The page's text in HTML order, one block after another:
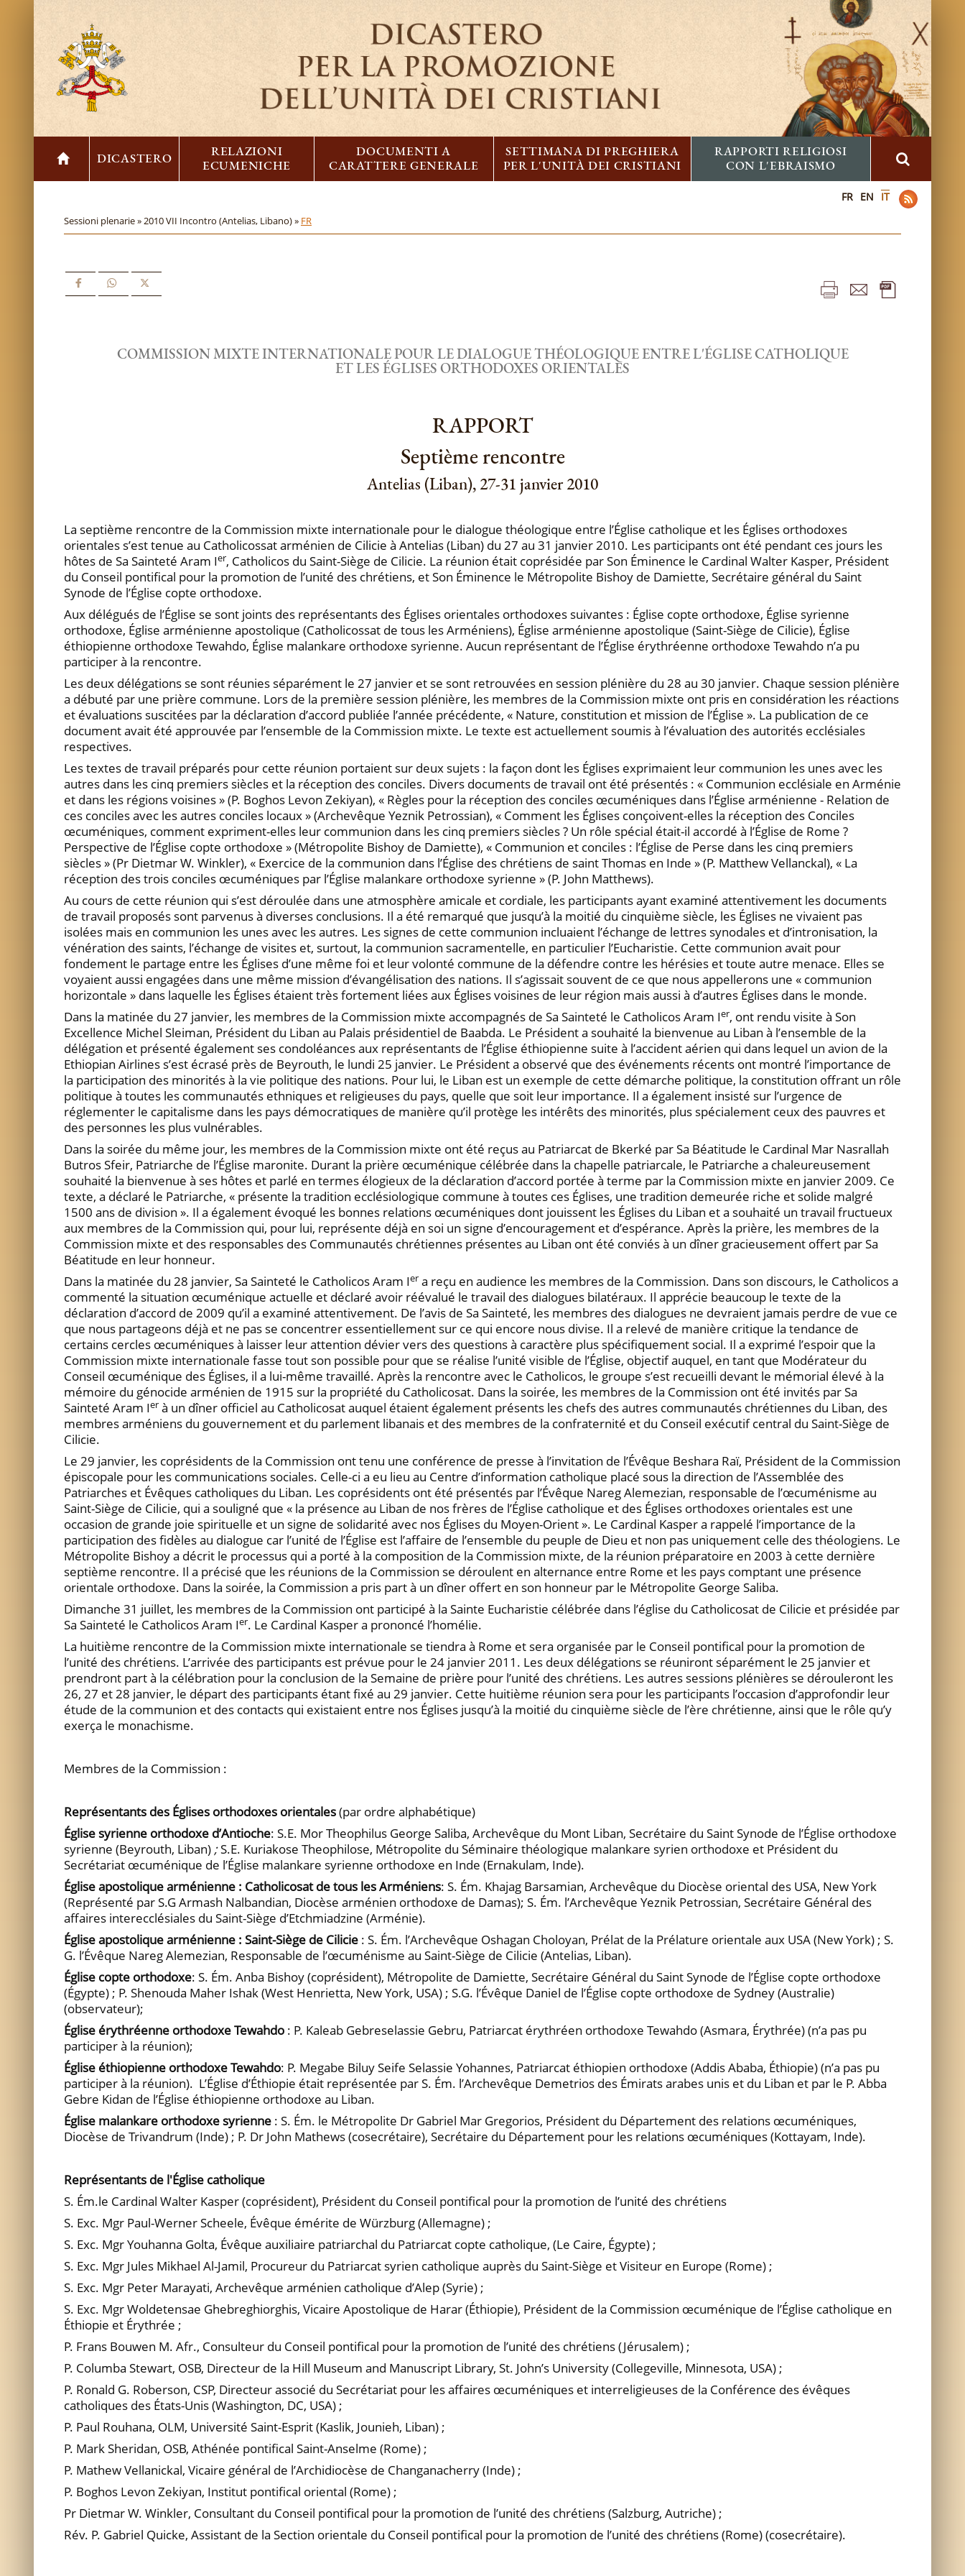
DICASTERO
RELAZIONI
ECUMENICHE
DOCUMENTI A
CARATTERE GENERALE
SETTIMANA DI PREGHIERA
PER L'UNITÀ DEI CRISTIANI
RAPPORTI RELIGIOSI
CON L'EBRAISMO
FR EN IT
Sessioni plenarie »2010 VII Incontro (Antelias, Libano) » FR
COMMISSION MIXTE INTERNATIONALE POUR LE DIALOGUE THÉOLOGIQUE ENTRE L'ÉGLISE CATHOLIQUE
ET LES ÉGLISES ORTHODOXES ORIENTALES
RAPPORT
Septième rencontre
Antelias (Liban), 27-31 janvier 2010
La septième rencontre de la Commission mixte internationale pour le dialogue théologique entre l’Église catholique et les Églises orthodoxes
orientales s’est tenue au Catholicossat arménien de Cilicie à Antelias (Liban) du 27 au 31 janvier 2010. Les participants ont été pendant ces jours les
hôtes de Sa Sainteté Aram Ier, Catholicos du Saint-Siège de Cilicie. La réunion était coprésidée par Son Éminence le Cardinal Walter Kasper, Président
du Conseil pontifical pour la promotion de l’unité des chrétiens, et Son Éminence le Métropolite Bishoy de Damiette, Secrétaire général du Saint
Synode de l’Église copte orthodoxe.
Aux délégués de l’Église se sont joints des représentants des Églises orientales orthodoxes suivantes : Église copte orthodoxe, Église syrienne
orthodoxe, Église arménienne apostolique (Catholicossat de tous les Arméniens), Église arménienne apostolique (Saint-Siège de Cilicie), Église
éthiopienne orthodoxe Tewahdo, Église malankare orthodoxe syrienne. Aucun représentant de l’Église érythréenne orthodoxe Tewahdo n’a pu
participer à la rencontre.
Les deux délégations se sont réunies séparément le 27 janvier et se sont retrouvées en session plénière du 28 au 30 janvier. Chaque session plénière
a débuté par une prière commune. Lors de la première session plénière, les membres de la Commission mixte ont pris en considération les réactions
et évaluations suscitées par la déclaration d’accord publiée l’année précédente, « Nature, constitution et mission de l’Église ». La publication de ce
document avait été approuvée par l’ensemble de la Commission mixte. Le texte est actuellement soumis à l’évaluation des autorités ecclésiales
respectives.
Les textes de travail préparés pour cette réunion portaient sur deux sujets : la façon dont les Églises exprimaient leur communion les unes avec les
autres dans les cinq premiers siècles et la réception des conciles. Divers documents de travail ont été présentés : « Communion ecclésiale en Arménie
et dans les régions voisines » (P. Boghos Levon Zekiyan), « Règles pour la réception des conciles œcuméniques dans l’Église arménienne - Relation de
ces conciles avec les autres conciles locaux » (Archevêque Yeznik Petrossian), « Comment les Églises conçoivent-elles la réception des Conciles
œcuméniques, comment expriment-elles leur communion dans les cinq premiers siècles ? Un rôle spécial était-il accordé à l’Église de Rome ?
Perspective de l’Église copte orthodoxe » (Métropolite Bishoy de Damiette), « Communion et conciles : l’Église de Perse dans les cinq premiers
siècles » (Pr Dietmar W. Winkler), « Exercice de la communion dans l’Église des chrétiens de saint Thomas en Inde » (P. Matthew Vellanckal), « La
réception des trois conciles œcuméniques par l’Église malankare orthodoxe syrienne » (P. John Matthews).
Au cours de cette réunion qui s’est déroulée dans une atmosphère amicale et cordiale, les participants ayant examiné attentivement les documents
de travail proposés sont parvenus à diverses conclusions. Il a été remarqué que jusqu’à la moitié du cinquième siècle, les Églises ne vivaient pas
isolées mais en communion les unes avec les autres. Les signes de cette communion incluaient l’échange de lettres synodales et d’intronisation, la
vénération des saints, l’échange de visites et, surtout, la communion sacramentelle, en particulier l’Eucharistie. Cette communion avait pour
fondement le partage entre les Églises d’une même foi et leur volonté commune de la défendre contre les hérésies et toute autre menace. Elles se
voyaient aussi engagées dans une même mission d’évangélisation des nations. Il s’agissait souvent de ce que nous appellerons une « communion
horizontale » dans laquelle les Églises étaient très fortement liées aux Églises voisines de leur région mais aussi à d’autres Églises dans le monde.
Dans la matinée du 27 janvier, les membres de la Commission mixte accompagnés de Sa Sainteté le Catholicos Aram Ier, ont rendu visite à Son
Excellence Michel Sleiman, Président du Liban au Palais présidentiel de Baabda. Le Président a souhaité la bienvenue au Liban à l’ensemble de la
délégation et présenté également ses condoléances aux représentants de l’Église éthiopienne suite à l’accident aérien qui dans lequel un avion de la
Ethiopian Airlines s’est écrasé près de Beyrouth, le lundi 25 janvier. Le Président a observé que des événements récents ont montré l’importance de
la participation des minorités à la vie politique des nations. Pour lui, le Liban est un exemple de cette démarche politique, la constitution offrant un rôle
politique à toutes les communautés ethniques et religieuses du pays, quelle que soit leur importance. Il a également insisté sur l’urgence de
réglementer le capitalisme dans les pays démocratiques de manière qu’il protège les intérêts des minorités, plus spécialement ceux des pauvres et
des personnes les plus vulnérables.
Dans la soirée du même jour, les membres de la Commission mixte ont été reçus au Patriarcat de Bkerké par Sa Béatitude le Cardinal Mar Nasrallah
Butros Sfeir, Patriarche de l’Église maronite. Durant la prière œcuménique célébrée dans la chapelle patriarcale, le Patriarche a chaleureusement
souhaité la bienvenue à ses hôtes et parlé en termes élogieux de la déclaration d’accord portée à terme par la Commission mixte en janvier 2009. Ce
texte, a déclaré le Patriarche, « présente la tradition ecclésiologique commune à toutes ces Églises, une tradition demeurée riche et solide malgré
1500 ans de division ». Il a également évoqué les bonnes relations œcuméniques dont jouissent les Églises du Liban et a souhaité un travail fructueux
aux membres de la Commission qui, pour lui, représente déjà en soi un signe d’encouragement et d’espérance. Après la prière, les membres de la
Commission mixte et des responsables des Communautés chrétiennes présentes au Liban ont été conviés à un dîner gracieusement offert par Sa
Béatitude en leur honneur.
Dans la matinée du 28 janvier, Sa Sainteté le Catholicos Aram Ier a reçu en audience les membres de la Commission. Dans son discours, le Catholicos a
commenté la situation œcuménique actuelle et déclaré avoir réévalué le travail des dialogues bilatéraux. Il apprécie beaucoup le texte de la
déclaration d’accord de 2009 qu’il a examiné attentivement. De l’avis de Sa Sainteté, les membres des dialogues ne devraient jamais perdre de vue ce
que nous partageons déjà et ne pas se concentrer essentiellement sur ce qui encore nous divise. Il a relevé de manière critique la tendance de
certains cercles œcuméniques à laisser leur attention dévier vers des questions à caractère plus spécifiquement social. Il a exprimé l’espoir que la
Commission mixte internationale fasse tout son possible pour que se réalise l’unité visible de l’Église, objectif auquel, en tant que Modérateur du
Conseil œcuménique des Églises, il a lui-même travaillé. Après la rencontre avec le Catholicos, le groupe s’est recueilli devant le mémorial élevé à la
mémoire du génocide arménien de 1915 sur la propriété du Catholicosat. Dans la soirée, les membres de la Commission ont été invités par Sa
Sainteté Aram Ier à un dîner officiel au Catholicosat auquel étaient également présents les chefs des autres communautés chrétiennes du Liban, des
membres arméniens du gouvernement et du parlement libanais et des membres de la confraternité et du Conseil exécutif central du Saint-Siège de
Cilicie.
Le 29 janvier, les coprésidents de la Commission ont tenu une conférence de presse à l’invitation de l’Évêque Beshara Raï, Président de la Commission
épiscopale pour les communications sociales. Celle-ci a eu lieu au Centre d’information catholique placé sous la direction de l’Assemblée des
Patriarches et Évêques catholiques du Liban. Les coprésidents ont été présentés par l’Évêque Nareg Alemezian, responsable de l’œcuménisme au
Saint-Siège de Cilicie, qui a souligné que « la présence au Liban de nos frères de l’Église catholique et des Églises orthodoxes orientales est une
occasion de grande joie spirituelle et un signe de solidarité avec nos Églises du Moyen-Orient ». Le Cardinal Kasper a rappelé l’importance de la
participation des fidèles au dialogue car l’unité de l’Église est l’affaire de l’ensemble du peuple de Dieu et non pas uniquement celle des théologiens. Le
Métropolite Bishoy a décrit le processus qui a porté à la composition de la Commission mixte, de la réunion préparatoire en 2003 à cette dernière
septième rencontre. Il a précisé que les réunions de la Commission se déroulent en alternance entre Rome et les pays comptant une présence
orientale orthodoxe. Dans la soirée, la Commission a pris part à un dîner offert en son honneur par le Métropolite George Saliba.
Dimanche 31 juillet, les membres de la Commission ont participé à la Sainte Eucharistie célébrée dans l’église du Catholicosat de Cilicie et présidée par
Sa Sainteté le Catholicos Aram Ier. Le Cardinal Kasper a prononcé l’homélie.
La huitième rencontre de la Commission mixte internationale se tiendra à Rome et sera organisée par le Conseil pontifical pour la promotion de
l’unité des chrétiens. L’arrivée des participants est prévue pour le 24 janvier 2011. Les deux délégations se réuniront séparément le 25 janvier et
prendront part à la célébration pour la conclusion de la Semaine de prière pour l’unité des chrétiens. Les autres sessions plénières se dérouleront les
26, 27 et 28 janvier, le départ des participants étant fixé au 29 janvier. Cette huitième réunion sera pour les participants l’occasion d’approfondir leur
étude de la communion et des contacts qui existaient entre nos Églises jusqu’à la moitié du cinquième siècle de l’ère chrétienne, ainsi que le rôle qu’y
exerça le monachisme.
Membres de la Commission :
Représentants des Églises orthodoxes orientales(par ordre alphabétique)
Église syrienne orthodoxe d’Antioche: S.E. Mor Theophilus George Saliba, Archevêque du Mont Liban, Secrétaire du Saint Synode de l’Église orthodoxe
syrienne (Beyrouth, Liban) ;S.E. Kuriakose Theophilose, Métropolite du Séminaire théologique malankare syrien orthodoxe et Président du
Secrétariat œcuménique de l’Église malankare syrienne orthodoxe en Inde (Ernakulam, Inde).
Église apostolique arménienne : Catholicosat de tous les Arméniens: S. Ém. Khajag Barsamian, Archevêque du Diocèse oriental des USA, New York
(Représenté par S.G Armash Nalbandian, Diocèse arménien orthodoxe de Damas); S. Ém. l’Archevêque Yeznik Petrossian, Secrétaire Général des
affaires interecclésiales du Saint-Siège d’Etchmiadzine (Arménie).
Église apostolique arménienne : Saint-Siège de Cilicie : S. Ém. l’Archevêque Oshagan Choloyan, Prélat de la Prélature orientale aux USA (New York) ; S.
G. l’Évêque Nareg Alemezian, Responsable de l’œcuménisme au Saint-Siège de Cilicie (Antelias, Liban).
Église copte orthodoxe: S. Ém. Anba Bishoy (coprésident), Métropolite de Damiette, Secrétaire Général du Saint Synode de l’Église copte orthodoxe
(Égypte) ; P. Shenouda Maher Ishak (West Henrietta, New York, USA) ; S.G. l’Évêque Daniel de l’Église copte orthodoxe de Sydney (Australie)
(observateur);
Église érythréenne orthodoxe Tewahdo : P. Kaleab Gebreselassie Gebru, Patriarcat érythréen orthodoxe Tewahdo (Asmara, Érythrée) (n’a pas pu
participer à la réunion);
Église éthiopienne orthodoxe Tewahdo: P. Megabe Biluy Seife Selassie Yohannes, Patriarcat éthiopien orthodoxe (Addis Ababa, Éthiopie) (n’a pas pu
participer à la réunion). L’Église d’Éthiopie était représentée par S. Ém. l’Archevêque Demetrios des Émirats arabes unis et du Liban et par le P. Abba
Gebre Kidan de l’Église éthiopienne orthodoxe au Liban.
Église malankare orthodoxe syrienne : S. Ém. le Métropolite Dr Gabriel Mar Gregorios, Président du Département des relations œcuméniques,
Diocèse de Trivandrum (Inde) ; P. Dr John Mathews (cosecrétaire), Secrétaire du Département pour les relations œcuméniques (Kottayam, Inde).
Représentants de l'Église catholique
S. Ém.le Cardinal Walter Kasper (coprésident), Président du Conseil pontifical pour la promotion de l’unité des chrétiens
S. Exc. Mgr Paul-Werner Scheele, Évêque émérite de Würzburg (Allemagne) ;
S. Exc. Mgr Youhanna Golta, Évêque auxiliaire patriarchal du Patriarcat copte catholique, (Le Caire, Égypte) ;
S. Exc. Mgr Jules Mikhael Al-Jamil, Procureur du Patriarcat syrien catholique auprès du Saint-Siège et Visiteur en Europe (Rome) ;
S. Exc. Mgr Peter Marayati, Archevêque arménien catholique d’Alep (Syrie) ;
S. Exc. Mgr Woldetensae Ghebreghiorghis, Vicaire Apostolique de Harar (Éthiopie), Président de la Commission œcuménique de l’Église catholique en
Éthiopie et Érythrée ;
P. Frans Bouwen M. Afr., Consulteur du Conseil pontifical pour la promotion de l’unité des chrétiens (Jérusalem) ;
P. Columba Stewart, OSB, Directeur de la Hill Museum and Manuscript Library, St. John’s University (Collegeville, Minnesota, USA) ;
P. Ronald G. Roberson, CSP, Directeur associé du Secrétariat pour les affaires œcuméniques et interreligieuses de la Conférence des évêques
catholiques des États-Unis (Washington, DC, USA) ;
P. Paul Rouhana, OLM, Université Saint-Esprit (Kaslik, Jounieh, Liban) ;
P. Mark Sheridan, OSB, Athénée pontifical Saint-Anselme (Rome) ;
P. Mathew Vellanickal, Vicaire général de l’Archidiocèse de Changanacherry (Inde) ;
P. Boghos Levon Zekiyan, Institut pontifical oriental (Rome) ;
Pr Dietmar W. Winkler, Consultant du Conseil pontifical pour la promotion de l’unité des chrétiens (Salzburg, Autriche) ;
Rév. P. Gabriel Quicke, Assistant de la Section orientale du Conseil pontifical pour la promotion de l’unité des chrétiens (Rome) (cosecrétaire).